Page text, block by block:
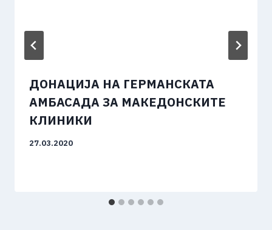
ДОНАЦИЈА НА ГЕРМАНСКАТА
АМБАСАДА ЗА МАКЕДОНСКИТЕ
КЛИНИКИ
27.03.2020